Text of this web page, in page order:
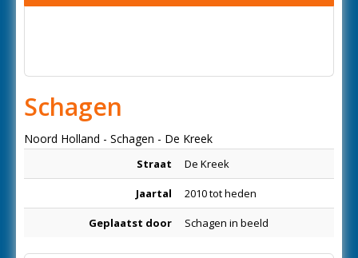
Schagen
Noord Holland - Schagen - De Kreek
Straat De Kreek
Jaartal 2010 tot heden
Geplaatst door Schagen in beeld